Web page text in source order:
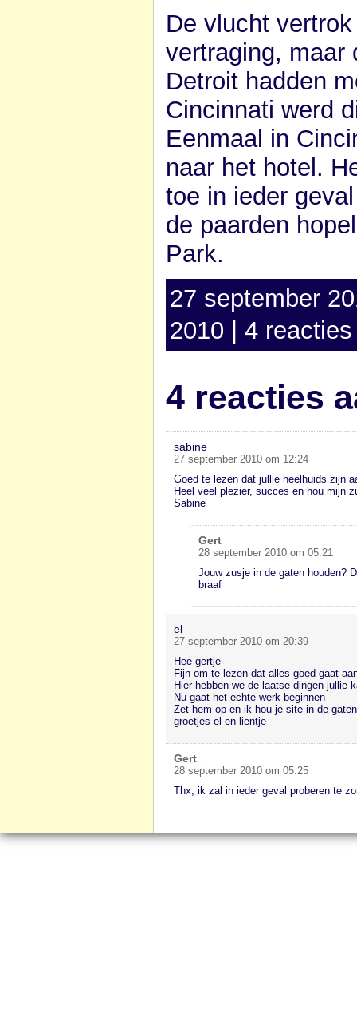
De vlucht
vertraging, maar
Detroit hadden
Cincinnati werd
Eenmaal in
naar het hotel.
toe in ieder
de paarden
Park.
27 september
2010
4 reacties
4 reacties
sabine
27 september 2010 om 12:24
Goed te lezen dat jullie heelhuids zijn
Heel veel plezier, succes en hou mijn
Sabine
Gert
28 september 2010 om 05:21
Jouw zusje in de gaten houden?
braaf
el
27 september 2010 om 20:39
Hee gertje
Fijn om te lezen dat alles goed gaat
Hier hebben we de laatse dingen jullie
Nu gaat het echte werk beginnen
Zet hem op en ik hou je site in de
groetjes el en lientje
Gert
28 september 2010 om 05:25
Thx, ik zal in ieder geval proberen te